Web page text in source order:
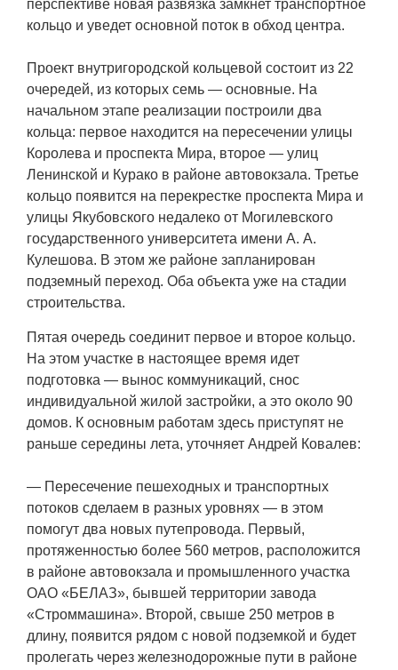
перспективе новая развязка замкнет транспортное
кольцо и уведет основной поток в обход центра.
Проект внутригородской кольцевой состоит из 22
очередей, из которых семь — основные. На
начальном этапе реализации построили два
кольца: первое находится на пересечении улицы
Королева и проспекта Мира, второе — улиц
Ленинской и Курако в районе автовокзала. Третье
кольцо появится на перекрестке проспекта Мира и
улицы Якубовского недалеко от Могилевского
государственного университета имени А. А.
Кулешова. В этом же районе запланирован
подземный переход. Оба объекта уже на стадии
строительства.
Пятая очередь соединит первое и второе кольцо.
На этом участке в настоящее время идет
подготовка — вынос коммуникаций, снос
индивидуальной жилой застройки, а это около 90
домов. К основным работам здесь приступят не
раньше середины лета, уточняет Андрей Ковалев:
— Пересечение пешеходных и транспортных
потоков сделаем в разных уровнях — в этом
помогут два новых путепровода. Первый,
протяженностью более 560 метров, расположится
в районе автовокзала и промышленного участка
ОАО «БЕЛАЗ», бывшей территории завода
«Строммашина». Второй, свыше 250 метров в
длину, появится рядом с новой подземкой и будет
пролегать через железнодорожные пути в районе